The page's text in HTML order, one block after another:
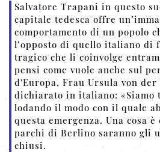
Salvatore Trapani in questo
capitale tedesca offre
comportamento di un popolo
l’opposto di quello italiano di
tragico che li coinvolge
pensi come vuole anche sul
d'Europa, Frau Ursula von der
dichiarato in italiano:
lodando il modo con il quale
questa emergenza. Una cosa
parchi di Berlino saranno gli
chiusi.